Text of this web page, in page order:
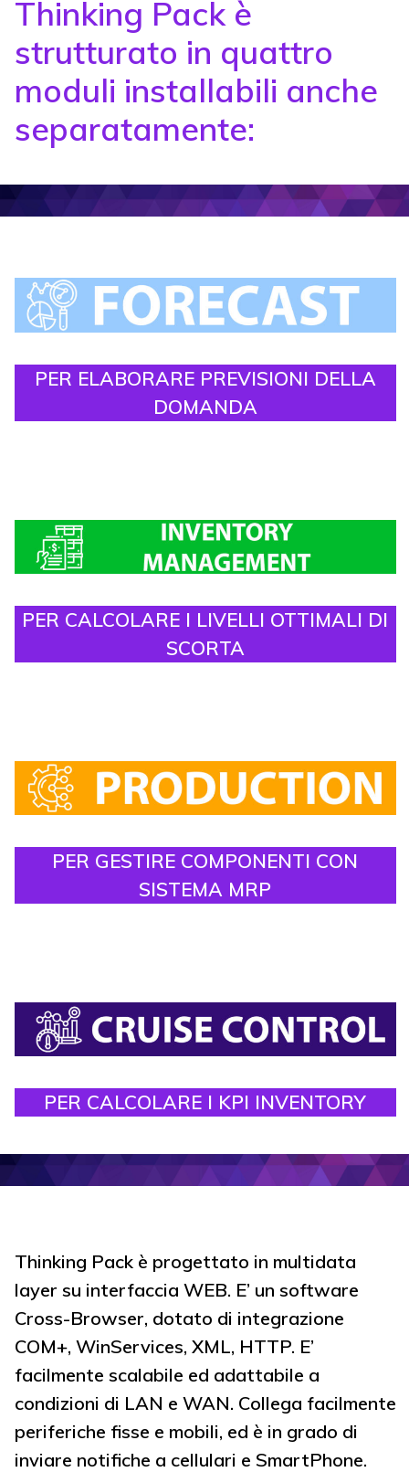
Thinking Pack è
strutturato in quattro
moduli installabili anche
separatamente:
PER ELABORARE PREVISIONI DELLA
DOMANDA
PER CALCOLARE I LIVELLI OTTIMALI DI
SCORTA
PER GESTIRE COMPONENTI CON
SISTEMA MRP
PER CALCOLARE I KPI INVENTORY
Thinking Pack è progettato in multidata
layer su interfaccia WEB. E’ un software
Cross-Browser, dotato di integrazione
COM+, WinServices, XML, HTTP. E’
facilmente scalabile ed adattabile a
condizioni di LAN e WAN. Collega facilmente
periferiche fisse e mobili, ed è in grado di
inviare notifiche a cellulari e SmartPhone.